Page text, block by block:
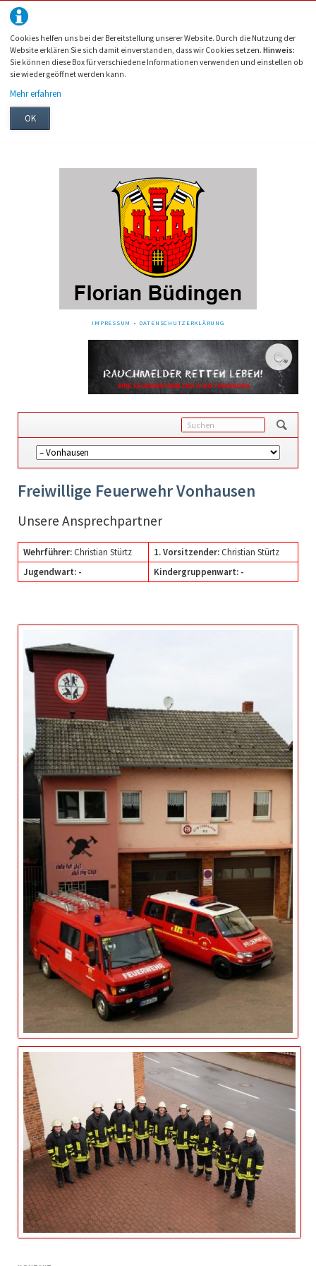
Cookies helfen uns bei der Bereitstellung unserer Website. Durch die Nutzung der
Website erklären Sie sich damit einverstanden, dass wir Cookies setzen.Hinweis:
Sie können diese Box für verschiedene Informationen verwenden und einstellen ob
sie wieder geöffnet werden kann.
Mehr erfahren
OK
NAVIGATION
IMPRESSUM DATENSCHUTZERKLÄRUNG
Navigation
Freiwillige Feuerwehr Vonhausen
Unsere Ansprechpartner
Wehrführer:Christian Stürtz 1. Vorsitzender:Christian Stürtz
Jugendwart: -
Kindergruppenwart: -